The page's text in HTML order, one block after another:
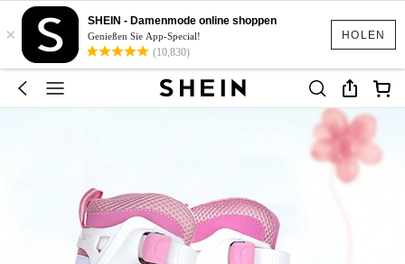
HOLEN
×
SHEIN - Damenmode online shoppen
Genießen Sie App-Special!
(10,830)